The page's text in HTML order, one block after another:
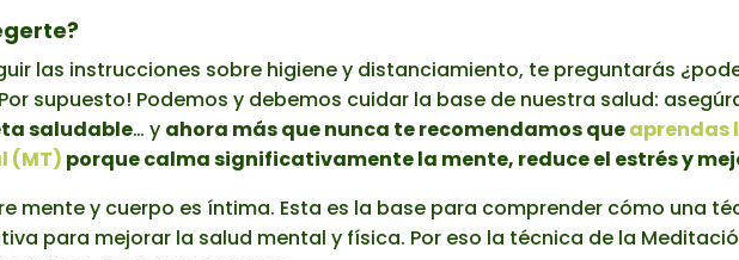
las instrucciones sobre higiene y distanciamiento, te preguntarás
supuesto! Podemos y debemos cuidar la base de nuestra salud:
saludable… y ahora más que nunca te recomendamos queaprendas
(MT) porque calma significativamente la mente, reduce el estrés y
mente y cuerpo es íntima. Esta es la base para comprender cómo una
para mejorar la salud mental y física. Por eso la técnica de la